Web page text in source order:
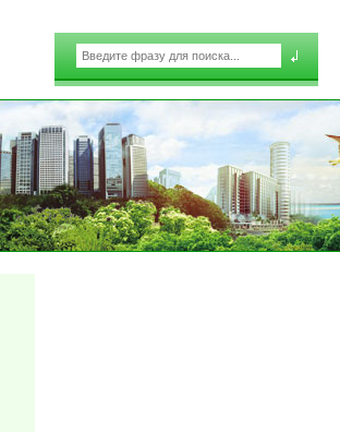
Форма поиска
Поиск